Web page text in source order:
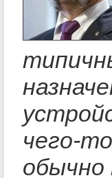
чего-
обычно